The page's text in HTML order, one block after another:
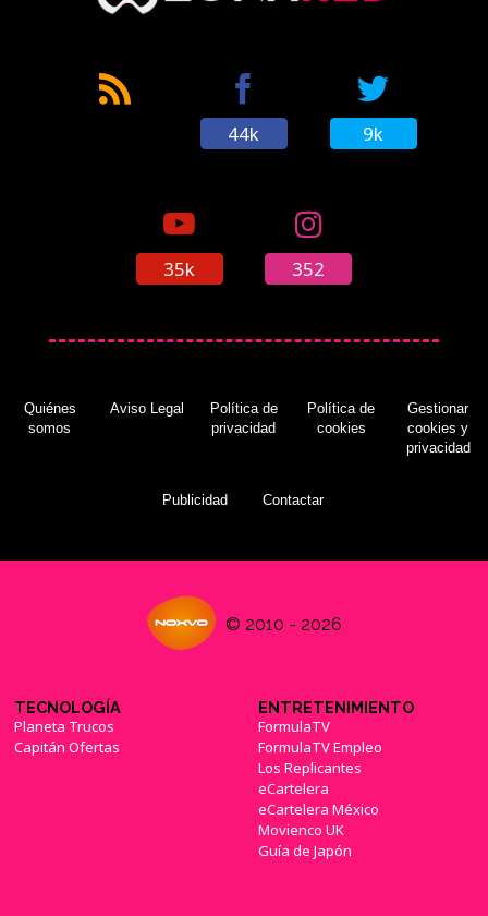
44k 9k
35k 352
Quiénes
somos
Aviso Legal
Política de
privacidad
Política de
cookies
Gestionar
cookies y
privacidad
Publicidad Contactar
© 2010 - 2026
TECNOLOGÍA
Planeta Trucos
Capitán Ofertas
ENTRETENIMIENTO
FormulaTV
FormulaTV Empleo
Los Replicantes
eCartelera
eCartelera México
Movienco UK
Guía de Japón